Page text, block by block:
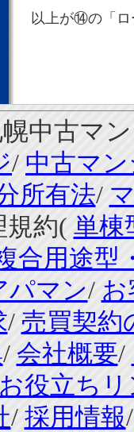
以上が⑭の「ロ
中古マ
/ 中古マ
所有法/
規約( 単棟
合用途型
パマン/ お
/ 売買契約
/ 会社概要/
お役立ち
/ 採用情報